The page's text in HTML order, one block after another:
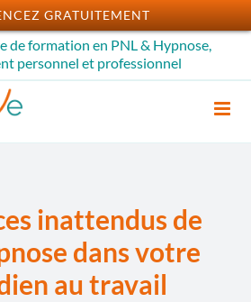
de formation en PNL & Hypnose,
personnel et professionnel
inattendus de
dans votre
au travail
GRATUITEMENT